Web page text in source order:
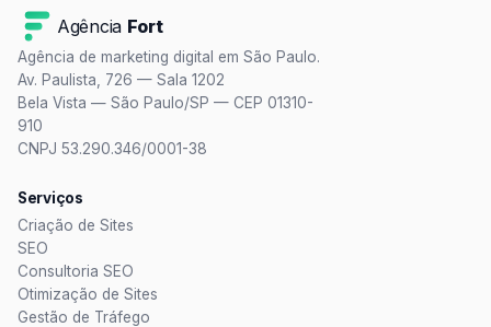
Agência Fort
Agência de marketing digital em São Paulo.
Av. Paulista, 726 — Sala 1202
Bela Vista — São Paulo/SP — CEP 01310-
910
CNPJ 53.290.346/0001-38
Serviços
Criação de Sites
SEO
Consultoria SEO
Otimização de Sites
Gestão de Tráfego